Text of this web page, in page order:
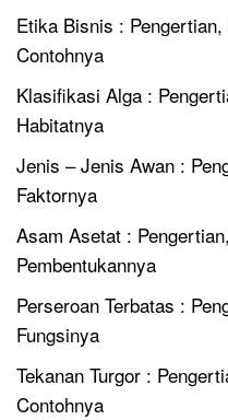
Etika Bisnis :
Contohnya
Klasifikasi Alga :
Habitatnya
Jenis – Jenis Awan :
Faktornya
Asam Asetat :
Pembentukannya
Perseroan Terbatas :
Fungsinya
Tekanan Turgor :
Contohnya